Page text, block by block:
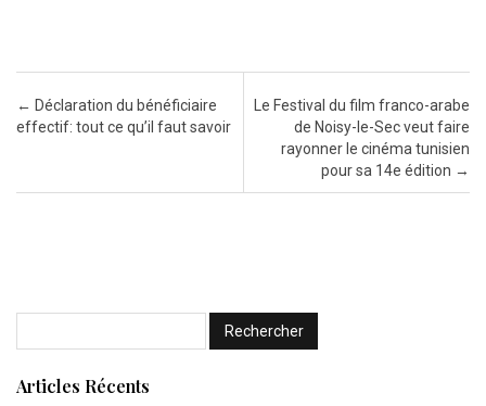
Post navigation
← Déclaration du bénéficiaire
effectif: tout ce qu’il faut savoir
Le Festival du film franco-arabe
de Noisy-le-Sec veut faire
rayonner le cinéma tunisien
pour sa 14e édition →
Articles Récents